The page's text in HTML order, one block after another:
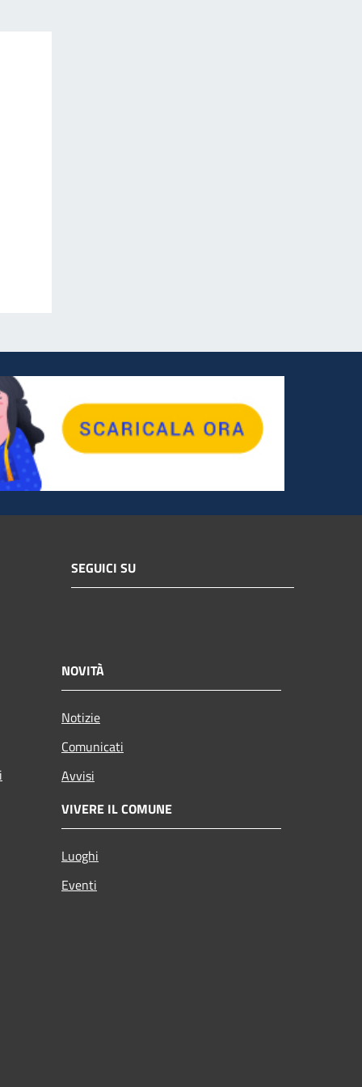
SEGUICI SU
NOVITÀ
Notizie
Comunicati
Avvisi
VIVERE IL COMUNE
Luoghi
Eventi